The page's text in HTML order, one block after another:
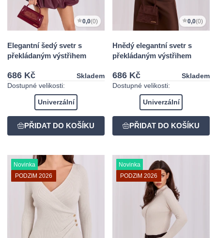
0,0(0)
Elegantní šedý svetr s
překládaným výstřihem
686 Kč
Skladem
Dostupné velikosti:
Univerzální
0,0(0)
Hnědý elegantní svetr s
překládaným výstřihem
686 Kč
Skladem
Dostupné velikosti:
Univerzální
Novinka
PODZIM 2026
Novinka
PODZIM 2026